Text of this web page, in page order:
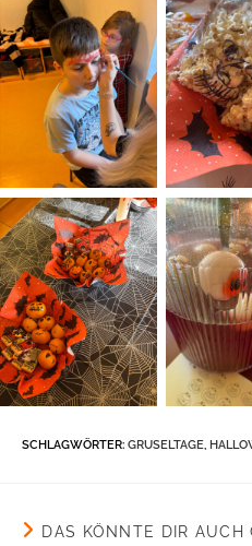
SCHLAGWÖRTER: GRUSELTAGE,
DAS KÖNNTE DIR AUCH